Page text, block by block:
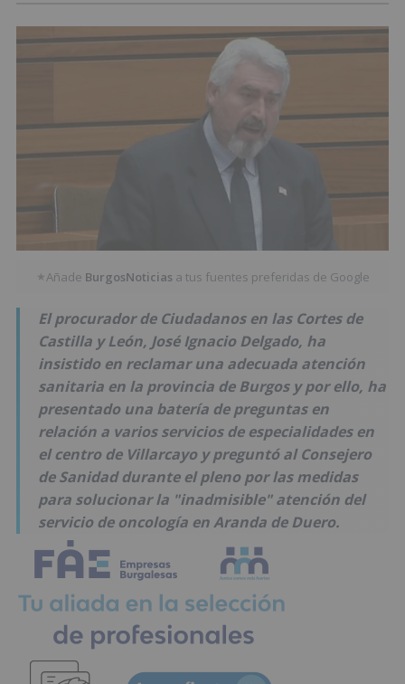
★Añade BurgosNoticias a tus fuentes preferidas de Google
El procurador de Ciudadanos en las Cortes de
Castilla y León, José Ignacio Delgado, ha
insistido en reclamar una adecuada atención
sanitaria en la provincia de Burgos y por ello, ha
presentado una batería de preguntas en
relación a varios servicios de especialidades en
el centro de Villarcayo y preguntó al Consejero
de Sanidad durante el pleno por las medidas
para solucionar la "inadmisible" atención del
servicio de oncología en Aranda de Duero.